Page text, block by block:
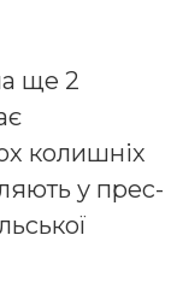
ще 2
колишніх
у прес-